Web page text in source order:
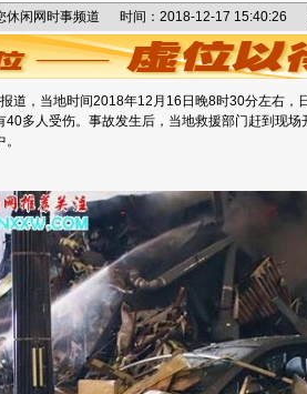
休闲网时事频道 时间：2018-12-17
道，当地时间2018年12月16日晚8时30分左右，
40多人受伤。事故发生后，当地救援部门赶到现场